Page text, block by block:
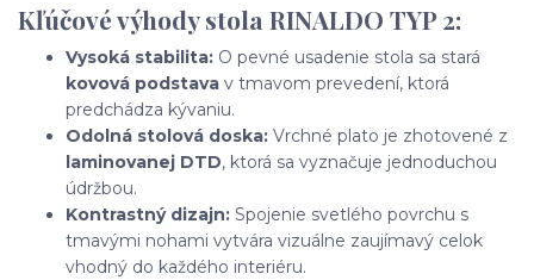
Kľúčové výhody stola RINALDO TYP 2:
Vysoká stabilita: O pevné usadenie stola sa stará
kovová podstava v tmavom prevedení, ktorá
predchádza kývaniu.
Odolná stolová doska: Vrchné plato je zhotovené z
laminovanej DTD, ktorá sa vyznačuje jednoduchou
údržbou.
Kontrastný dizajn: Spojenie svetlého povrchu s
tmavými nohami vytvára vizuálne zaujímavý celok
vhodný do každého interiéru.